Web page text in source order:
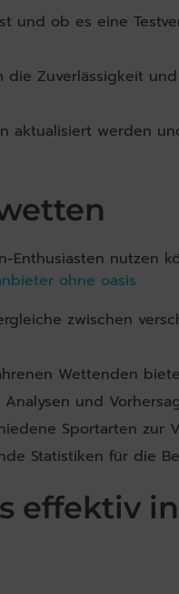
und ob es eine
die Zuverlässigkeit
aktualisiert werden
Enthusiasten nutzen
ohne oasis
zwischen
Wettenden
und
Sportarten zur
Statistiken für die
effektiv